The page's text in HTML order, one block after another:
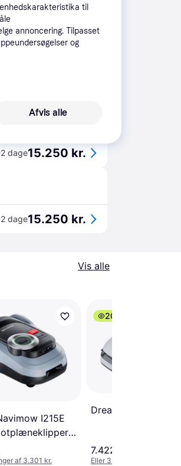
dage
dage15.250 kr.
dage15.250 kr.
Vis alle
I215E
af 3.301 kr.
200+
Dreame A1 Pro
7.422 kr.
Eller 3 betalinger af 2.474 kr.
til
annoncering. Tilpasset
og
Afvis alle